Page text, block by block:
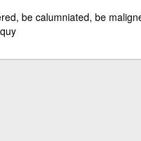
be calumniated, be